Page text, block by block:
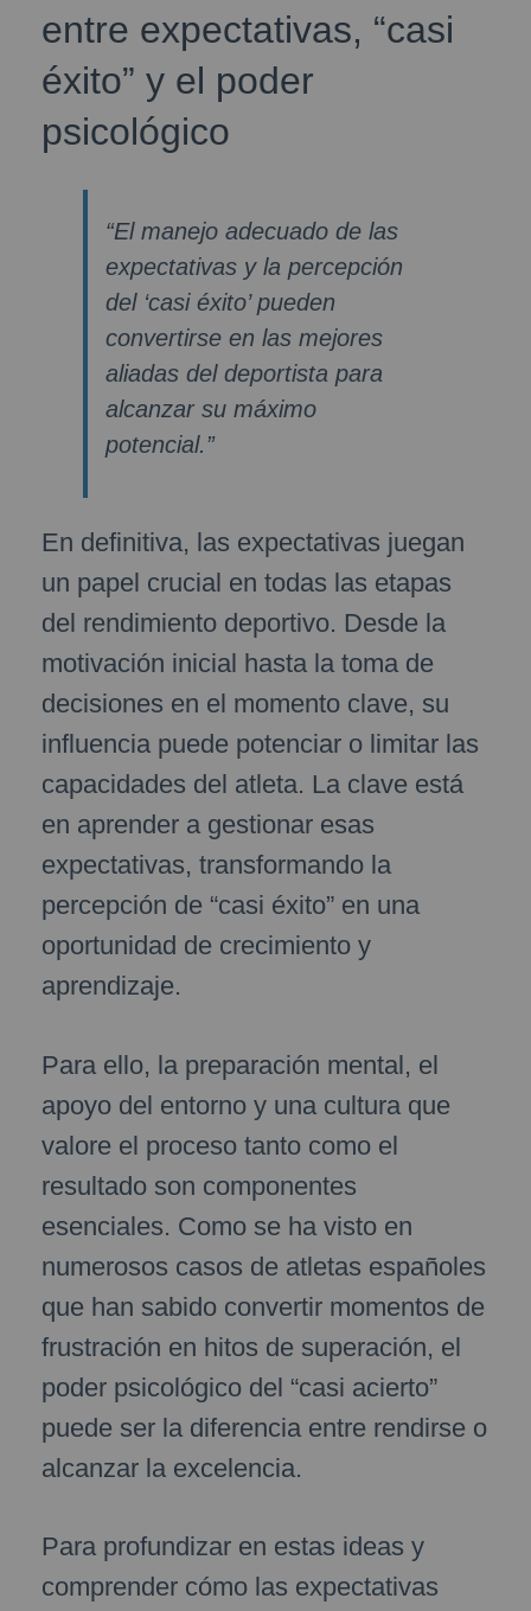
entre expectativas, “casi
éxito” y el poder
psicológico
“El manejo adecuado de las
expectativas y la percepción
del ‘casi éxito’ pueden
convertirse en las mejores
aliadas del deportista para
alcanzar su máximo
potencial.”
En definitiva, las expectativas juegan
un papel crucial en todas las etapas
del rendimiento deportivo. Desde la
motivación inicial hasta la toma de
decisiones en el momento clave, su
influencia puede potenciar o limitar las
capacidades del atleta. La clave está
en aprender a gestionar esas
expectativas, transformando la
percepción de “casi éxito” en una
oportunidad de crecimiento y
aprendizaje.
Para ello, la preparación mental, el
apoyo del entorno y una cultura que
valore el proceso tanto como el
resultado son componentes
esenciales. Como se ha visto en
numerosos casos de atletas españoles
que han sabido convertir momentos de
frustración en hitos de superación, el
poder psicológico del “casi acierto”
puede ser la diferencia entre rendirse o
alcanzar la excelencia.
Para profundizar en estas ideas y
comprender cómo las expectativas